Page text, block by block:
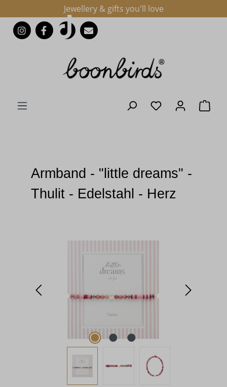
Zum Hauptinhalt springenJewellery & gifts you'll love
Du hast 0
Armband - "little dreams" -
Thulit - Edelstahl - Herz
Bildergalerie überspringen